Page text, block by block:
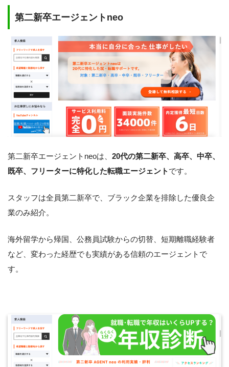
第二新卒エージェントneo
第二新卒エージェントneoは、 20代の第二新卒、高卒、中卒、
既卒、フリーターに特化した転職エージェント です。
スタッフは全員第二新卒で、ブラック企業を排除した優良企
業のみ紹介。
海外留学から帰国、公務員試験からの切替、短期離職経験者
など、変わった経歴でも実績がある信頼のエージェントで
す。